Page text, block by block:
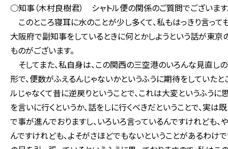
○知事（木村良樹君） シャトル便の関係のご質問でございます
このところ寝耳に水のことが少し多くて、私もはっきり言っ
大阪府で副知事をしているときに何とかしようという話が東
ものがございます。
そしてまた、私自身は、この関西の三空港のいろんな見直し
形で、便数がふえるんじゃないかというふうに期待をしていたと
ルじゃなくて昔に逆戻りということで、これは大変というふう
を言いに行くというか、話をしに行くべきだということで、実
で事が進んでおりますし、いろいろ言っているんですけれども
んですけれども、よそがさほどでもないということがあるわけ